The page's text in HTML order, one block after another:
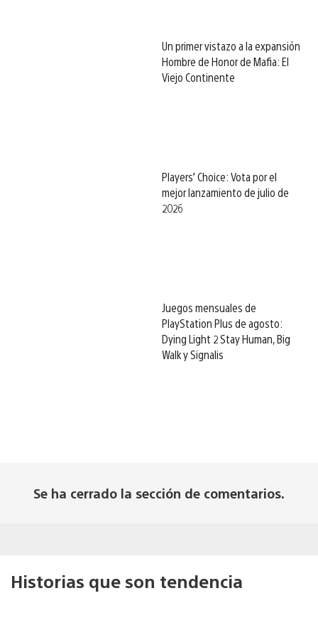
Un primer vistazo a la expansión
Hombre de Honor de Mafia: El
Viejo Continente
Players’ Choice: Vota por el
mejor lanzamiento de julio de
2026
Juegos mensuales de
PlayStation Plus de agosto:
Dying Light 2 Stay Human, Big
Walk y Signalis
Se ha cerrado la sección de comentarios.
Historias que son tendencia